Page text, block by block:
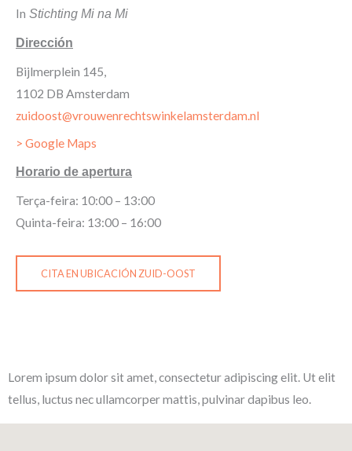
In Stichting Mi na Mi
Dirección
Bijlmerplein 145,
1102 DB Amsterdam
zuidoost@vrouwenrechtswinkelamsterdam.nl
> Google Maps
Horario de apertura
Terça-feira: 10:00 – 13:00
Quinta-feira: 13:00 – 16:00
CITA EN UBICACIÓN ZUID-OOST
Lorem ipsum dolor sit amet, consectetur adipiscing elit. Ut elit
tellus, luctus nec ullamcorper mattis, pulvinar dapibus leo.